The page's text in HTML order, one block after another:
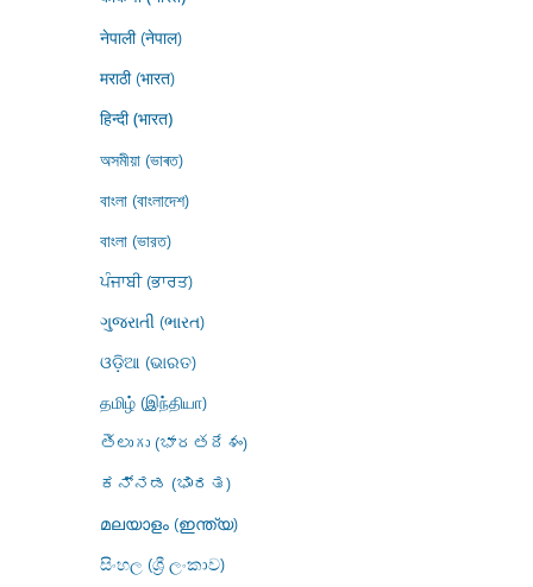
नेपाली (नेपाल)
मराठी (भारत)
हिन्दी (भारत)
অসমীয়া (ভাৰত)
বাংলা (বাংলাদেশ)
বাংলা (ভারত)
ਪੰਜਾਬੀ (ਭਾਰਤ)
ગુજરાતી (ભારત)
ଓଡ଼ିଆ (ଭାରତ)
தமிழ் (இந்தியா)
తెలుగు (భారతదేశం)
ಕನ್ನಡ (ಭಾರತ)
മലയാളം (ഇന്ത്യ)
සිංහල (ශ්‍රී ලංකාව)